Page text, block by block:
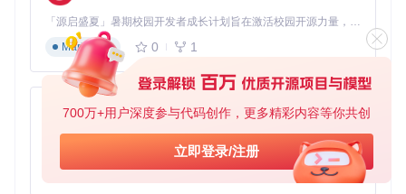
700万+用户深度参与代码创作，更多精彩内容等你共创
立即登录/注册
「源启盛夏」暑期校园开发者成长计划旨在激活校园开源力量，通过积分激励、认证扶持、资源倾斜等形式，引导高校组织和开发者完成「入驻 — 建项目 — 做贡献 — 获认证 — 得资源」的完整闭环。无论你是想带领社团入驻平台的组织者，还是希望用代码贡献证明自己的开发者，都能在这里找到属于你的成长路径。
Markdown
0 1
py-xiaozhi
基于Python的Xiaozhi AI，适用于想要完整Xiaozhi体验而无需拥有专用硬件的用户。
Python
0 1